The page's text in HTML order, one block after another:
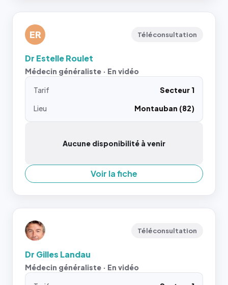
ER Téléconsultation
Dr Estelle Roulet
Médecin généraliste · En vidéo
Tarif
Secteur 1
Lieu
Montauban (82)
Aucune disponibilité à venir
Voir la fiche
Téléconsultation
Dr Gilles Landau
Médecin généraliste · En vidéo